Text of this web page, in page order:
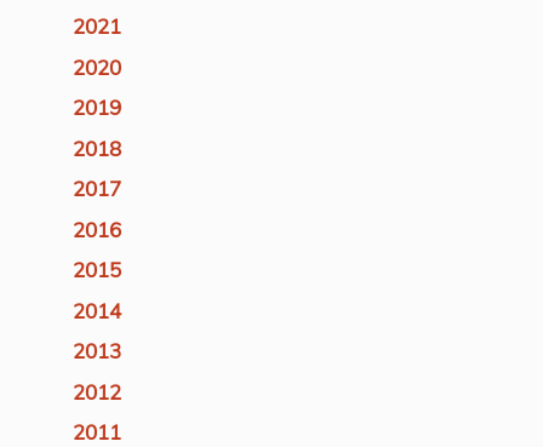
2021
2020
2019
2018
2017
2016
2015
2014
2013
2012
2011